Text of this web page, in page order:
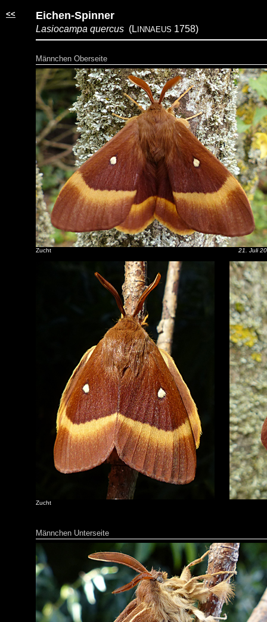
<< Eichen-Spinner
Lasiocampa quercus (L INNAEUS 1758)
Männchen Oberseite
Zucht 21. Juli
Zucht
Männchen Unterseite